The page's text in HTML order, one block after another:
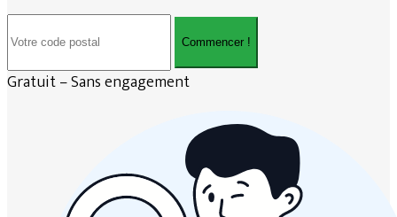
Commencer !
Gratuit – Sans engagement